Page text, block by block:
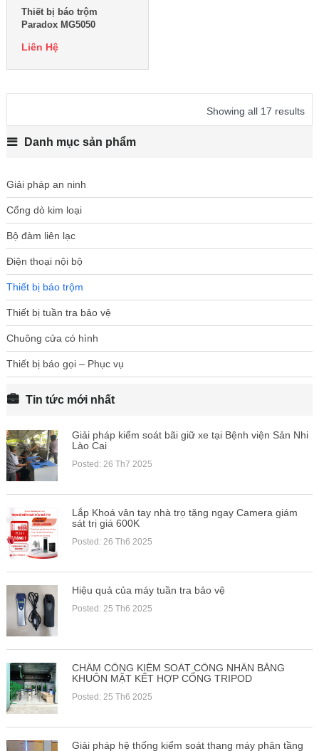
Thiết bị báo trộm
Paradox MG5050
Liên Hệ
Showing all 17 results
Danh mục sản phẩm
Giải pháp an ninh
Cổng dò kim loại
Bộ đàm liên lạc
Điện thoại nội bộ
Thiết bị báo trộm
Thiết bị tuần tra bảo vệ
Chuông cửa có hình
Thiết bị báo gọi – Phục vụ
Tin tức mới nhất
Giải pháp kiểm soát bãi giữ xe tại Bệnh viện Sản Nhi
Lào Cai
Posted: 26 Th7 2025
Lắp Khoá vân tay nhà trọ tặng ngay Camera giám
sát trị giá 600K
Posted: 26 Th6 2025
Hiệu quả của máy tuần tra bảo vệ
Posted: 25 Th6 2025
CHẤM CÔNG KIỂM SOÁT CÔNG NHÂN BẰNG
KHUÔN MẶT KẾT HỢP CỔNG TRIPOD
Posted: 25 Th6 2025
Giải pháp hệ thống kiểm soát thang máy phân tầng